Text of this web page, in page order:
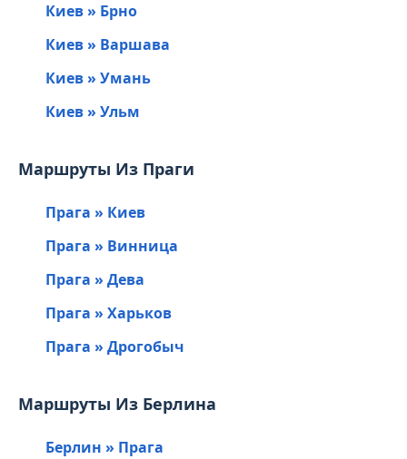
Киев » Брно
Киев » Варшава
Киев » Умань
Киев » Ульм
Маршруты Из Праги
Прага » Киев
Прага » Винница
Прага » Дева
Прага » Харьков
Прага » Дрогобыч
Маршруты Из Берлина
Берлин » Прага